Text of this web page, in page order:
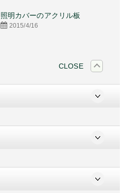
照明カバーのアクリル板
2015/4/16
CLOSE